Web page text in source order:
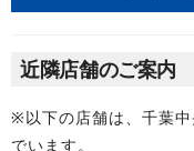
近隣店舗のご案内
※以下の店舗は、千葉中
でいます。